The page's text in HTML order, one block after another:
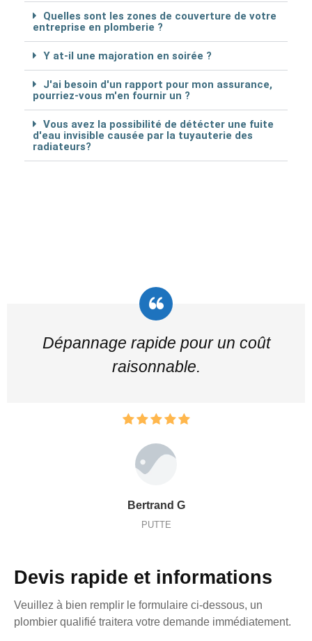
Quelles sont les zones de couverture de votre
entreprise en plomberie ?
Y at-il une majoration en soirée ?
J'ai besoin d'un rapport pour mon assurance,
pourriez-vous m'en fournir un ?
Vous avez la possibilité de détécter une fuite
d'eau invisible causée par la tuyauterie des
radiateurs?
Dépannage rapide pour un coût
raisonnable.
Bertrand G
PUTTE
Devis rapide et informations
Veuillez à bien remplir le formulaire ci-dessous, un
plombier qualifié traitera votre demande immédiatement.